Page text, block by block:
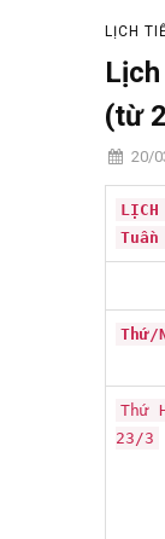
LỊCH
(từ
20/
LỊCH
Thứ/
Thứ
23/3